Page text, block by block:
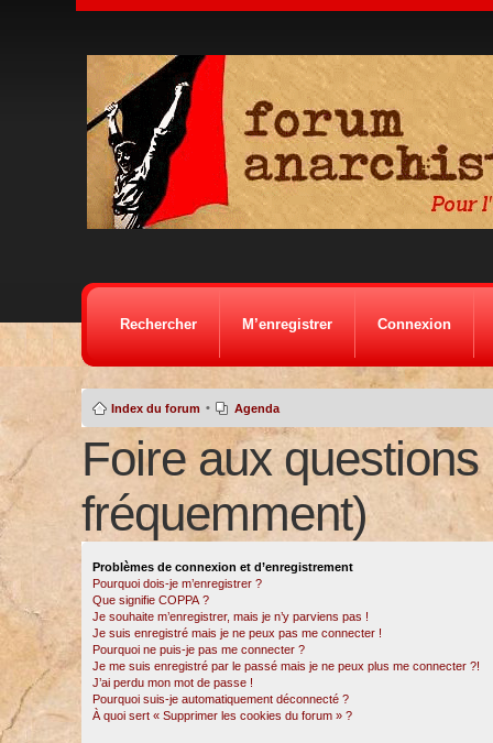
Rechercher M’enregistrer Connexion
Index du forum • Agenda
Foire aux
fréquemment)
Problèmes de connexion et d’enregistrement
Pourquoi dois-je m’enregistrer ?
Que signifie COPPA ?
Je souhaite m’enregistrer, mais je n’y parviens pas !
Je suis enregistré mais je ne peux pas me connecter !
Pourquoi ne puis-je pas me connecter ?
Je me suis enregistré par le passé mais je ne peux plus me connecter ?!
J’ai perdu mon mot de passe !
Pourquoi suis-je automatiquement déconnecté ?
À quoi sert « Supprimer les cookies du forum » ?